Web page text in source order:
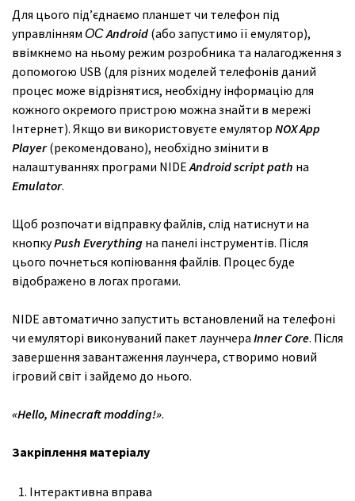
Для цього під’єднаємо планшет чи телефон під
управлінням ОСAndroid (або запустимо її емулятор),
ввімкнемо на ньому режим розробника та налагодження з
допомогою USB (для різних моделей телефонів даний
процес може відрізнятися, необхідну інформацію для
кожного окремого пристрою можна знайти в мережі
Інтернет). Якщо ви використовуєте емулятор NOXApp
Player(рекомендовано), необхідно змінити в
налаштуваннях програми NIDEAndroidscriptpath на
Emulator.
Щоб розпочати відправку файлів, слід натиснути на
кнопкуPush Everything на панелі інструментів. Після
цього почнеться копіювання файлів. Процес буде
відображено в логах прогами.
NIDE автоматично запустить встановлений на телефоні
чи емуляторі виконуваний пакет лаунчера Inner Core. Після
завершення завантаження лаунчера, створимо новий
ігровий світ і зайдемо до нього.
«Hello, Minecraftmodding!».
Закріплення матеріалу
Інтерактивна вправа